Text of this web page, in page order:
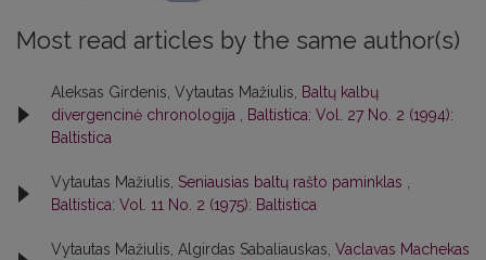
Most read articles by the same author(s)
Aleksas Girdenis, Vytautas Mažiulis,
Baltų kalbų
divergencinė chronologija
Baltistica: Vol. 27 No. 2 (1994):
Baltistica
Vytautas Mažiulis, Seniausias baltų rašto paminklas
Baltistica: Vol. 11 No. 2 (1975): Baltistica
Vytautas Mažiulis, Algirdas Sabaliauskas, Vaclavas Machekas